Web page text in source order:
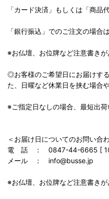
「カード決済」もしくは「商品
「銀行振込」でのご注文の場合
※お仏壇、お位牌など注意書き
◎お客様のご希望日にお届けす
た、日曜など休業日を挟む場合
※ご指定日なしの場合、最短出荷
＜お届け日についてのお問い合
電 話 ： 0847-44-6665 [ 10
メール ： info@busse.jp
※お仏壇、お位牌など注意書き